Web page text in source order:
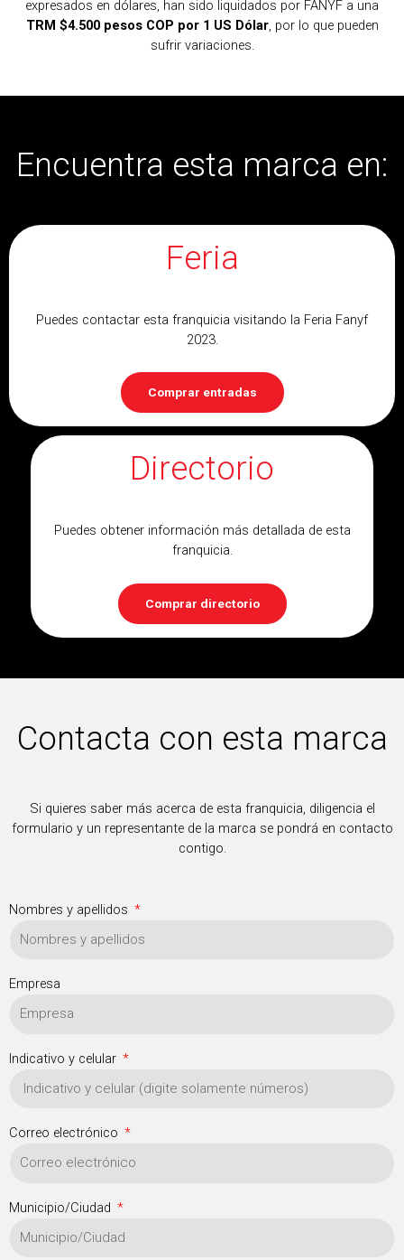
expresados en dólares, han sido liquidados por FANYF a una
TRM $4.500 pesos COP por 1 US Dólar, por lo que pueden
sufrir variaciones.
Encuentra esta marca en:
Feria
Puedes contactar esta franquicia visitando la Feria Fanyf
2023.
Comprar entradas
Directorio
Puedes obtener información más detallada de esta
franquicia.
Comprar directorio
Contacta con esta marca
Si quieres saber más acerca de esta franquicia, diligencia el
formulario y un representante de la marca se pondrá en contacto
contigo.
Nombres y apellidos
Empresa
Indicativo y celular
Correo electrónico
Municipio/Ciudad